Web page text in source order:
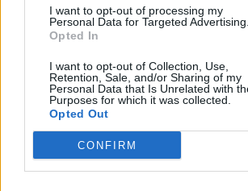
I want to opt-out of processing my
Personal Data for Targeted Advertising.
Opted In
I want to opt-out of Collection, Use,
Retention, Sale, and/or Sharing of my
Personal Data that Is Unrelated with
Purposes for which it was collected.
Opted Out
CONFIRM
Fatos Geci dënon
veprimin e Time Kadrijajt:
Turp, sidomos për një ish-
pjesëtare të UÇK-së
Fluks
hyrje në
orëve
të fundit
Ndarja brenda
mbështetësit e